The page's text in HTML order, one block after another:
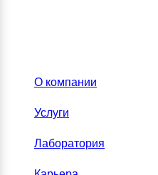
О компании
Услуги
Лаборатория